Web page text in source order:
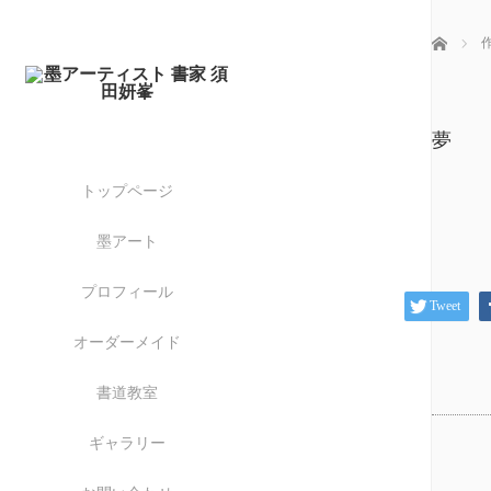
トップページ
墨アート
プロフィール
オーダーメイド
書道教室
ギャラリー
ホーム
夢
Tweet